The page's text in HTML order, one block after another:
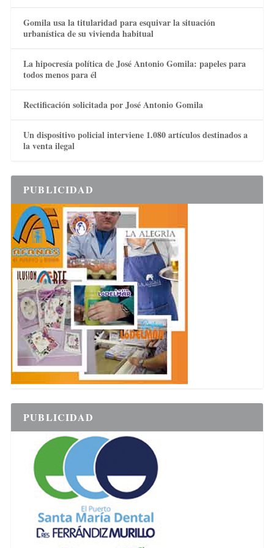
Gomila usa la titularidad para esquivar la situación
urbanística de su vivienda habitual
La hipocresía política de José Antonio Gomila: papeles para
todos menos para él
Rectificación solicitada por José Antonio Gomila
Un dispositivo policial interviene 1.080 artículos destinados a
la venta ilegal
PUBLICIDAD
PUBLICIDAD